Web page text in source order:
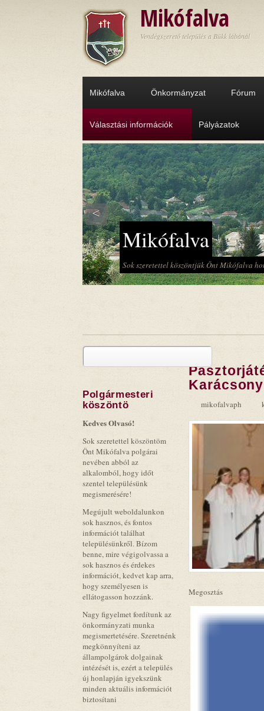
Mikófalva
Vendégszerető település a Bükk lábánál
Mikófalva Önkormányzat Fórum
Választási információk Pályázatok
Mikófalva
Hagyományőrző Népi Együttes
<
Keresés
Polgármesteri
köszöntö
Kedves Olvasó!
Sok szeretettel köszöntöm
Önt Mikófalva polgárai
nevében abból az
alkalomból, hogy időt
szentel településünk
megismerésére!
Megújult weboldalunkon
sok hasznos, és fontos
információt találhat
településünkről. Bízom
benne, mire végigolvassa a
sok hasznos és érdekes
információt, kedvet kap arra,
hogy személyesen is
ellátogasson hozzánk.
Nagy figyelmet fordítunk az
önkormányzati munka
megismertetésére. Szeretnénk
megkönnyíteni az
állampolgárok dolgainak
intézését is, ezért a település
új honlapján igyekszünk
minden aktuális információt
biztosítani
Karácsony
mikofalvaph
Megosztás